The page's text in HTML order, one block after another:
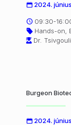
2024.
09:30-
Hands-on,
Dr.
Burgeon
2024.